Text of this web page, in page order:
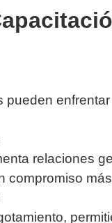
pueden
relaciones
compromiso